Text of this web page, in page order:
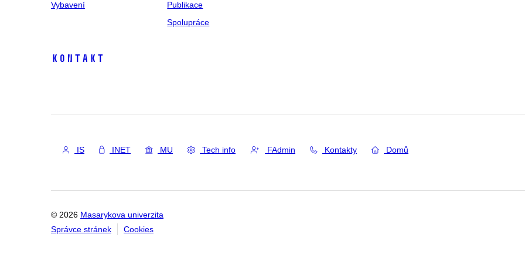
Vybavení
Publikace
Spolupráce
Kontakt
IS INET MU Tech info FAdmin Kontakty Domů
© 2026 Masarykova univerzita
Správce stránek
Cookies